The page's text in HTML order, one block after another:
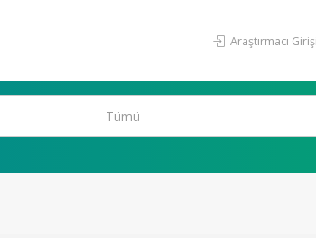
Araştırmacı Girişi